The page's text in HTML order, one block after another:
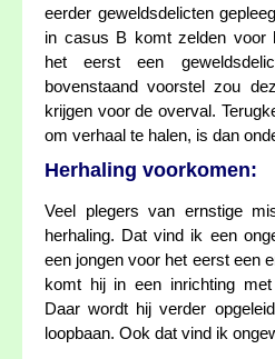
eerder geweldsdelicten
in casus B komt zelden voor
het eerst een
bovenstaand voorstel zou
krijgen voor de overval.
om verhaal te halen, is dan
Herhaling voorkomen:
Veel plegers van ernstige
herhaling. Dat vind ik een
een jongen voor het eerst een
komt hij in een inrichting met
Daar wordt hij verder
loopbaan. Ook dat vind ik